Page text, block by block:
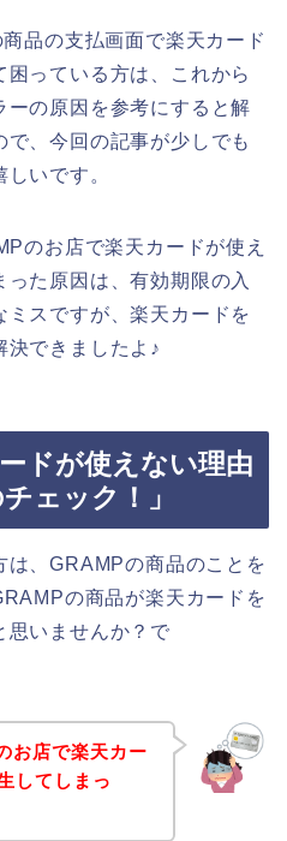
品の支払画面で楽天カード
っている方は、これから
ーの原因を参考にすると解
、今回の記事が少しでも
いです。
のお店で楽天カードが使え
た原因は、有効期限の入
スですが、楽天カードを
決できましたよ♪
ドが使えない理由
ェック！」
は、GRAMPの商品のことを
の商品が楽天カードを
思いませんか？で
お店で楽天カー
してしまっ